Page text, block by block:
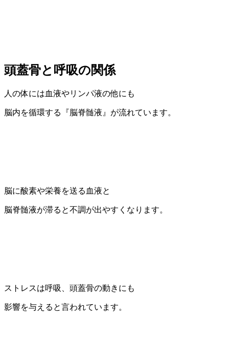
頭蓋骨と呼吸の関係
人の体には血液やリンパ液の他にも
脳内を循環する『脳脊髄液』が流れています。
脳に酸素や栄養を送る血液と
脳脊髄液が滞ると不調が出やすくなります。
ストレスは呼吸、頭蓋骨の動きにも
影響を与えると言われています。